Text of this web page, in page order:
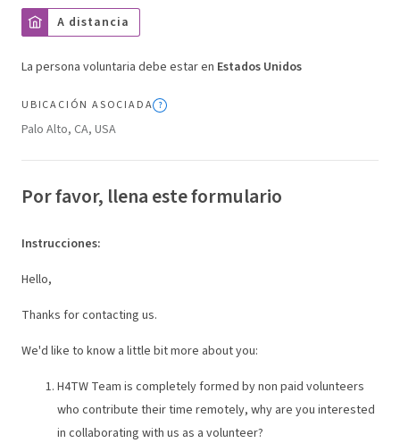
A distancia
La persona voluntaria debe estar en Estados Unidos
UBICACIÓN ASOCIADA
Palo Alto, CA, USA
Por favor, llena este formulario
Instrucciones:
Hello,
Thanks for contacting us.
We'd like to know a little bit more about you:
H4TW Team is completely formed by non paid volunteers
who contribute their time remotely, why are you interested
in collaborating with us as a volunteer?